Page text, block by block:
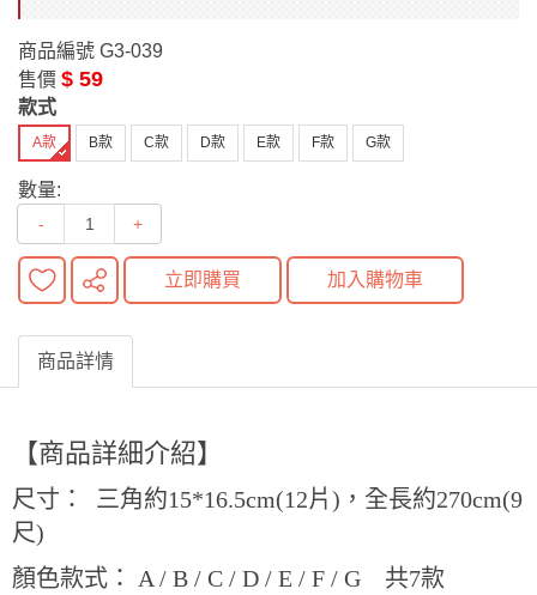
商品編號 G3-039
售價 $ 59
款式
A款 B款 C款 D款 E款 F款 G款
數量:
- +
立即購買 加入購物車
商品詳情
【商品詳細介紹】
尺寸：
三角約15*16.5cm(12片)，全長約270cm(9
尺)
顏色款式： A / B / C / D / E / F / G 共7款